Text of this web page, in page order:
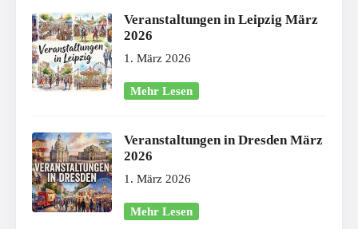
Veranstaltungen in Leipzig März
2026
1. März 2026
Mehr Lesen
Veranstaltungen in Dresden März
2026
1. März 2026
Mehr Lesen